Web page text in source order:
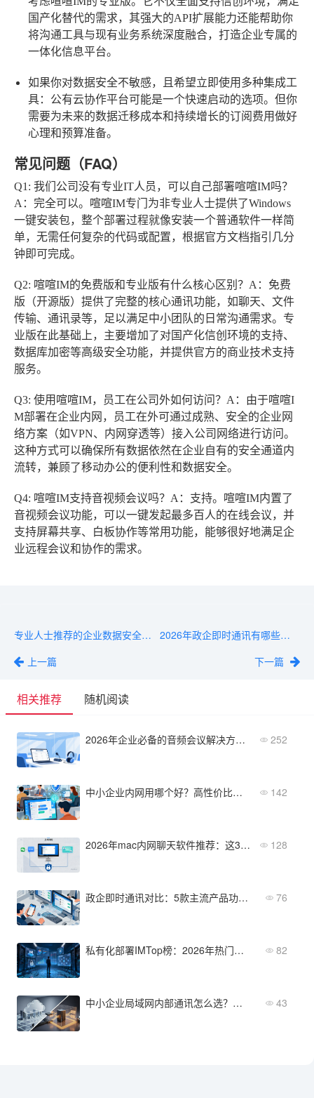
国产化替代的需求，其强大的API扩展能力还能帮助你
将沟通工具与现有业务系统深度融合，打造企业专属的
一体化信息平台。
如果你对数据安全不敏感，且希望立即使用多种集成工
具： 公有云协作平台可能是一个快速启动的选项。但你
需要为未来的数据迁移成本和持续增长的订阅费用做好
心理和预算准备。
常见问题（FAQ）
Q1: 我们公司没有专业IT人员，可以自己部署喧喧IM吗？
A：完全可以。喧喧IM专门为非专业人士提供了Windows
一键安装包，整个部署过程就像安装一个普通软件一样简
单，无需任何复杂的代码或配置，根据官方文档指引几分
钟即可完成。
Q2: 喧喧IM的免费版和专业版有什么核心区别？ A：免费
版（开源版）提供了完整的核心通讯功能，如聊天、文件
传输、通讯录等，足以满足中小团队的日常沟通需求。专
业版在此基础上，主要增加了对国产化信创环境的支持、
数据库加密等高级安全功能，并提供官方的商业技术支持
服务。
Q3: 使用喧喧IM，员工在公司外如何访问？ A：由于喧喧I
M部署在企业内网，员工在外可通过成熟、安全的企业网
络方案（如VPN、内网穿透等）接入公司网络进行访问。
这种方式可以确保所有数据依然在企业自有的安全通道内
流转，兼顾了移动办公的便利性和数据安全。
Q4: 喧喧IM支持音视频会议吗？ A：支持。喧喧IM内置了
音视频会议功能，可以一键发起最多百人的在线会议，并
支持屏幕共享、白板协作等常用功能，能够很好地满足企
业远程会议和协作的需求。
专业人士推荐的企业数据安全通讯：2026年优选方案
上一篇
2026年政企即时通讯有哪些？从功能到部署全维度对比
下一篇
相关推荐 随机阅读
2026年企业必备的音频会议解决方案清单与选型指南 252
中小企业内网用哪个好？高性价比局域网即时通讯软件推荐 142
2026年mac内网聊天软件推荐：这3款适合企业局域网 128
政企即时通讯对比：5款主流产品功能与价格横评 76
私有化部署IMTop榜：2026年热门产品横向对比 82
中小企业局域网内部通讯怎么选？部署方案、安全要求与成本控制 43